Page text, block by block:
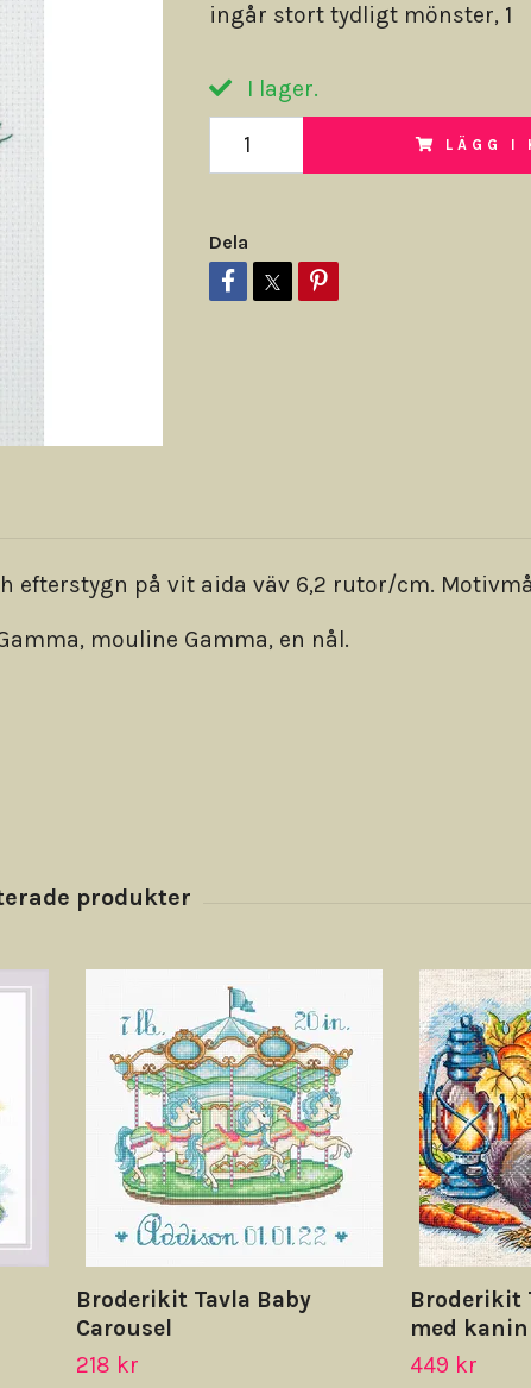
ingår stort tydligt mönster, 1
I lager.
LÄGG I
Dela
på vit aida väv 6,2 rutor/cm.
mouline Gamma, en nål.
Broderikit Tavla Baby
Carousel
218 kr
Broderikit
med kanin
449 kr